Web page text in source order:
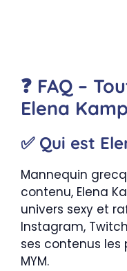
❓ FAQ –
Elena
✅ Qui est
Mannequin
contenu, Elena
univers sexy et
Instagram,
ses contenus les
MYM.